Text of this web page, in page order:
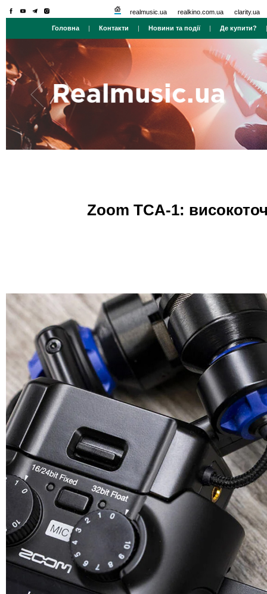
realmusic.ua realkino.com.ua clarity.ua
Головна | Контакти | Новини та події| Де купити?
Zoom TCA-1: